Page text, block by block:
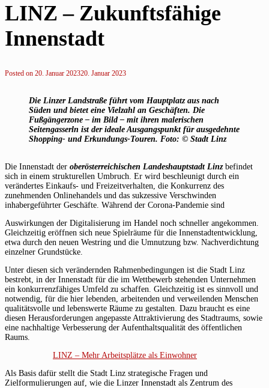
LINZ – Zukunftsfähige
Innenstadt
Posted on 20. Januar 202320. Januar 2023
Die Linzer Landstraße führt vom Hauptplatz aus nach
Süden und bietet eine Vielzahl an Geschäften. Die
Fußgängerzone – im Bild – mit ihren malerischen
Seitengasserln ist der ideale Ausgangspunkt für ausgedehnte
Shopping- und Erkundungs-Touren. Foto: © Stadt Linz
Die Innenstadt der oberösterreichischen Landeshauptstadt Linzbefindet
sich in einem strukturellen Umbruch. Er wird beschleunigt durch ein
verändertes Einkaufs- und Freizeitverhalten, die Konkurrenz des
zunehmenden Onlinehandels und das sukzessive Verschwinden
inhabergeführter Geschäfte. Während der Corona-Pandemie sind
Auswirkungen der Digitalisierung im Handel noch schneller angekommen.
Gleichzeitig eröffnen sich neue Spielräume für die Innenstadtentwicklung,
etwa durch den neuen Westring und die Umnutzung bzw. Nachverdichtung
einzelner Grundstücke.
Unter diesen sich verändernden Rahmenbedingungen ist die Stadt Linz
bestrebt, in der Innenstadt für die im Wettbewerb stehenden Unternehmen
ein konkurrenzfähiges Umfeld zu schaffen. Gleichzeitig ist es sinnvoll und
notwendig, für die hier lebenden, arbeitenden und verweilenden Menschen
qualitätsvolle und lebenswerte Räume zu gestalten. Dazu braucht es eine
diesen Herausforderungen angepasste Attraktivierung des Stadtraums, sowie
eine nachhaltige Verbesserung der Aufenthaltsqualität des öffentlichen
Raums.
LINZ – Mehr Arbeitsplätze als Einwohner
Als Basis dafür stellt die Stadt Linz strategische Fragen und
Zielformulierungen auf, wie die Linzer Innenstadt als Zentrum des